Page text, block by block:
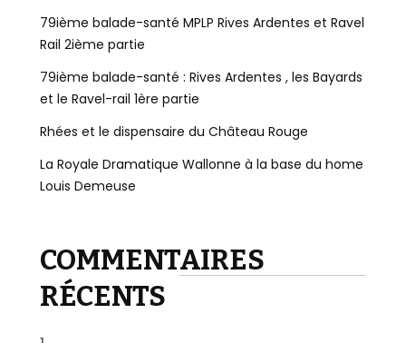
79ième balade-santé MPLP Rives Ardentes et Ravel
Rail 2ième partie
79ième balade-santé : Rives Ardentes , les Bayards
et le Ravel-rail 1ère partie
Rhées et le dispensaire du Château Rouge
La Royale Dramatique Wallonne à la base du home
Louis Demeuse
COMMENTAIRES
RÉCENTS